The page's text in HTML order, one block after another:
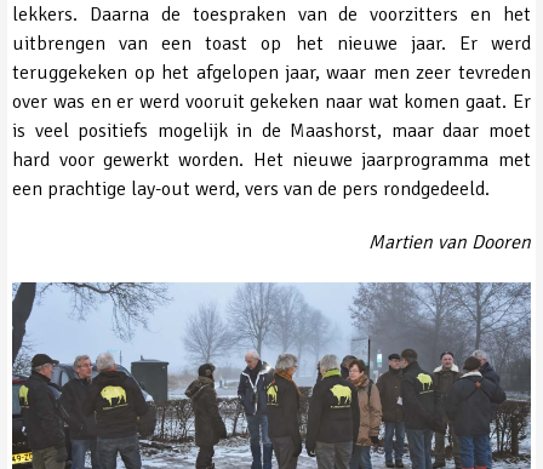
lekkers. Daarna de toespraken van de voorzitters en het
uitbrengen van een toast op het nieuwe jaar. Er werd
teruggekeken op het afgelopen jaar, waar men zeer tevreden
over was en er werd vooruit gekeken naar wat komen gaat. Er
is veel positiefs mogelijk in de Maashorst, maar daar moet
hard voor gewerkt worden. Het nieuwe jaarprogramma met
een prachtige lay-out werd, vers van de pers rondgedeeld.
Martien van Dooren